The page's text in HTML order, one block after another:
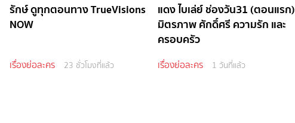
รักษ์ ดูทุกตอนทาง TrueVisions
NOW
เรื่องย่อละคร 23 ชั่วโมงที่แล้ว
แดง ไบเล่ย์ ช่องวัน31 (ตอนแรก)
มิตรภาพ ศักดิ์ศรี ความรัก และ
ครอบครัว
เรื่องย่อละคร 1 วันที่แล้ว